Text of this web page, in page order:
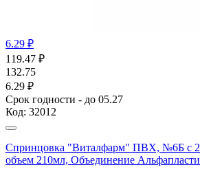
6.29 ₽
119.47 ₽
132.75
6.29 ₽
Срок годности - до 05.27
Код: 32012
Спринцовка "Виталфарм" ПВХ, №6Б с
объем 210мл, Объединение